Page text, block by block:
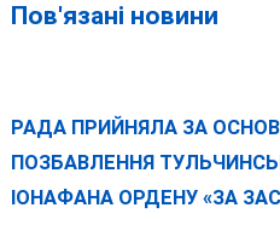
Пов'язані новини
РАДА ПРИЙНЯЛА ЗА
ПОЗБАВЛЕННЯ
ІОНАФАНА ОРДЕНУ «ЗА